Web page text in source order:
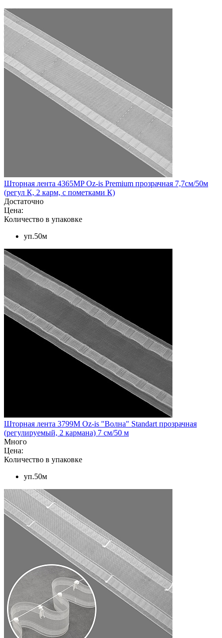
Шторная лента 4365MP Oz-is Premium прозрачная 7,7см/50м
(регул К, 2 карм, с пометками К)
Достаточно
Цена:
Количество в упаковке
уп.50м
Шторная лента 3799M Oz-is "Волна" Standart прозрачная
(регулируемый, 2 кармана) 7 см/50 м
Много
Цена:
Количество в упаковке
уп.50м